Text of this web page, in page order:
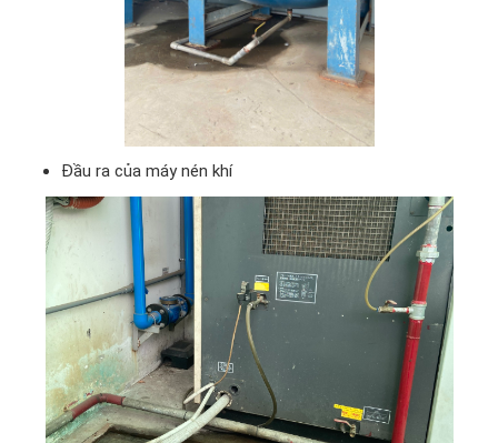
Đầu ra của máy nén khí